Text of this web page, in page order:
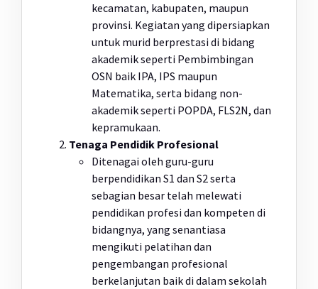
kecamatan, kabupaten, maupun
provinsi. Kegiatan yang dipersiapkan
untuk murid berprestasi di bidang
akademik seperti Pembimbingan
OSN baik IPA, IPS maupun
Matematika, serta bidang non-
akademik seperti POPDA, FLS2N, dan
kepramukaan.
Tenaga Pendidik Profesional
Ditenagai oleh guru-guru
berpendidikan S1 dan S2 serta
sebagian besar telah melewati
pendidikan profesi dan kompeten di
bidangnya, yang senantiasa
mengikuti pelatihan dan
pengembangan profesional
berkelanjutan baik di dalam sekolah